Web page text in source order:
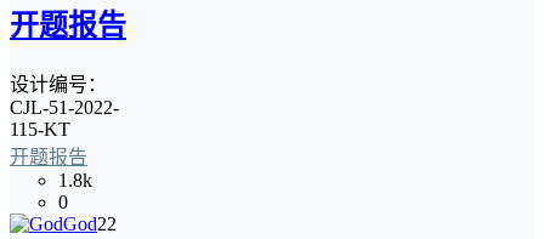
开题报告
设计编号：
CJL-51-2022-
115-KT
开题报告
1.8k
0
God22